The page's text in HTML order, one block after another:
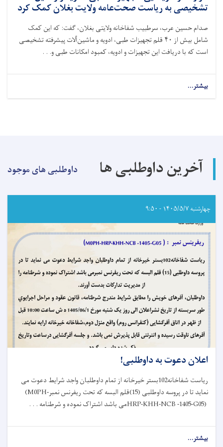
تشخیصی به ریاست صحت‌عامه ولایت بغلان کمک کرد
صدام حسین عرب، سرطبیب شفاخانه ولایتی بغلان، گفت: که این کمک
شامل بیش از ۴۰ قلم تجهیزات طبی، ادویه و ماشین‌آلات پیشرفته تشخیصی
است که با دریافت این تجهیزات و ادویه، کمبود امکانات طبی و. . .
بیشتر...
کمیته
۵۰۰
هزار
امریکایی،
تجهیزات
ادویه
و
وسایل
تشخیصی
به
ریاست
ولایت
بغلان
کمک
کرد
آخرین داوطلبی ها داوطلبی های موجود
چهارشنبه ۱۴۰۵/۵/۷ - ۹:۵۰
اعلان دعوت به داوطلبی!
ریاست شفاخانه102بستر خیرخانه از تمام داوطلبان واجد شرایط دعوت می
نماید تا در پروسه داوطلبی (15)قلم البسه که تحت ریفرنس نمبر
(M0PH-
HRP-KHH-NCB -1405-G05)می باشد اشتراک نموده و شرطنامه . . .
بیشتر...